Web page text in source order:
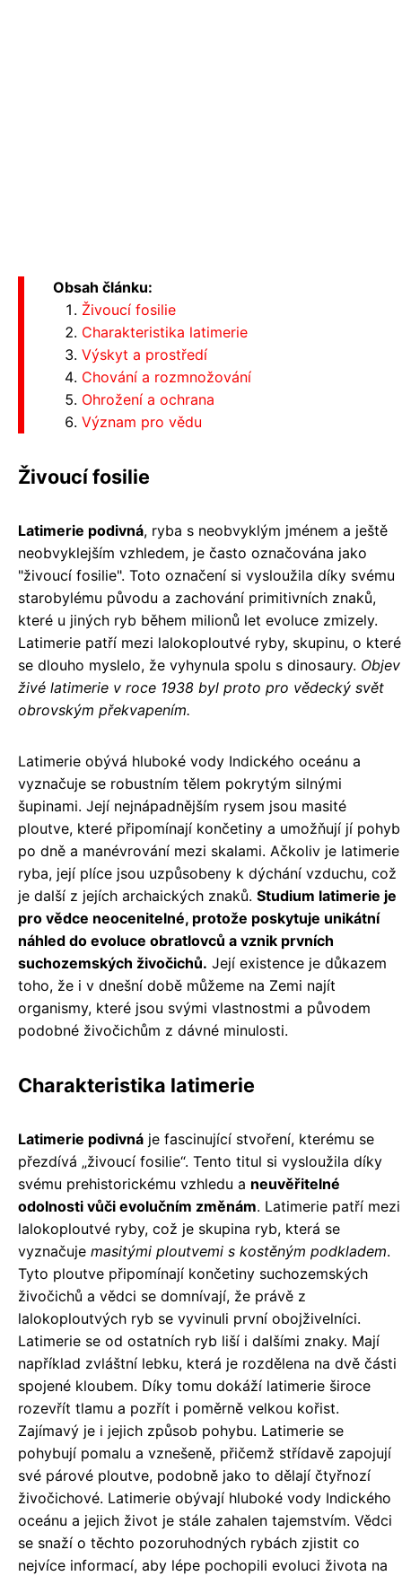
Obsah článku:
Živoucí fosilie
Charakteristika latimerie
Výskyt a prostředí
Chování a rozmnožování
Ohrožení a ochrana
Význam pro vědu
Živoucí fosilie
Latimerie podivná, ryba s neobvyklým jménem a ještě
neobvyklejším vzhledem, je často označována jako
"živoucí fosilie". Toto označení si vysloužila díky svému
starobylému původu a zachování primitivních znaků,
které u jiných ryb během milionů let evoluce zmizely.
Latimerie patří mezi lalokoploutvé ryby, skupinu, o které
se dlouho myslelo, že vyhynula spolu s dinosaury. Objev
živé latimerie v roce 1938 byl proto pro vědecký svět
obrovským překvapením.
Latimerie obývá hluboké vody Indického oceánu a
vyznačuje se robustním tělem pokrytým silnými
šupinami. Její nejnápadnějším rysem jsou masité
ploutve, které připomínají končetiny a umožňují jí pohyb
po dně a manévrování mezi skalami. Ačkoliv je latimerie
ryba, její plíce jsou uzpůsobeny k dýchání vzduchu, což
je další z jejích archaických znaků. Studium latimerie je
pro vědce neocenitelné, protože poskytuje unikátní
náhled do evoluce obratlovců a vznik prvních
suchozemských živočichů. Její existence je důkazem
toho, že i v dnešní době můžeme na Zemi najít
organismy, které jsou svými vlastnostmi a původem
podobné živočichům z dávné minulosti.
Charakteristika latimerie
Latimerie podivná je fascinující stvoření, kterému se
přezdívá „živoucí fosilie“. Tento titul si vysloužila díky
svému prehistorickému vzhledu a neuvěřitelné
odolnosti vůči evolučním změnám. Latimerie patří mezi
lalokoploutvé ryby, což je skupina ryb, která se
vyznačuje masitými ploutvemi s kostěným podkladem.
Tyto ploutve připomínají končetiny suchozemských
živočichů a vědci se domnívají, že právě z
lalokoploutvých ryb se vyvinuli první obojživelníci.
Latimerie se od ostatních ryb liší i dalšími znaky. Mají
například zvláštní lebku, která je rozdělena na dvě části
spojené kloubem. Díky tomu dokáží latimerie široce
rozevřít tlamu a pozřít i poměrně velkou kořist.
Zajímavý je i jejich způsob pohybu. Latimerie se
pohybují pomalu a vznešeně, přičemž střídavě zapojují
své párové ploutve, podobně jako to dělají čtyřnozí
živočichové. Latimerie obývají hluboké vody Indického
oceánu a jejich život je stále zahalen tajemstvím. Vědci
se snaží o těchto pozoruhodných rybách zjistit co
nejvíce informací, aby lépe pochopili evoluci života na